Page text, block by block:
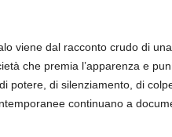
viene dal racconto crudo di
che premia l’apparenza e
di silenziamento, di
continuano a